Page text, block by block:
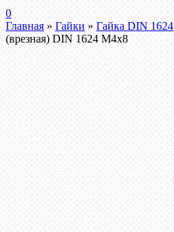
0
Главная » Гайки » Гайка DIN 1624
(врезная) DIN 1624 М4х8